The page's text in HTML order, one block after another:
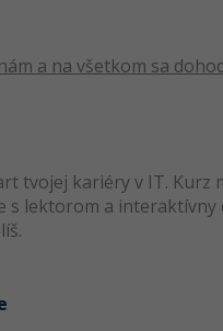
a na všetkom sa
tvojej kariéry v IT. Kurz
s lektorom a